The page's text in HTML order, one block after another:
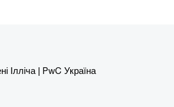
Ілліча | PwC Україна